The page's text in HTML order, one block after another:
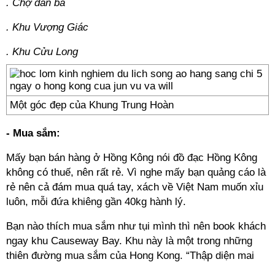
. Chợ đàn bà
. Khu Vượng Giác
. Khu Cửu Long
Một góc đẹp của Khung Trung Hoàn
- Mua sắm:
Mấy bạn bán hàng ở Hồng Kông nói đồ đạc Hồng Kông
không có thuế, nên rất rẻ. Vì nghe mấy bạn quảng cáo là
rẻ nên cả đám mua quá tay, xách về Việt Nam muốn xỉu
luôn, mỗi đứa khiêng gần 40kg hành lý.
Bạn nào thích mua sắm như tụi mình thì nên book khách
ngay khu Causeway Bay. Khu này là một trong những
thiên đường mua sắm của Hong Kong. “Thập diện mai